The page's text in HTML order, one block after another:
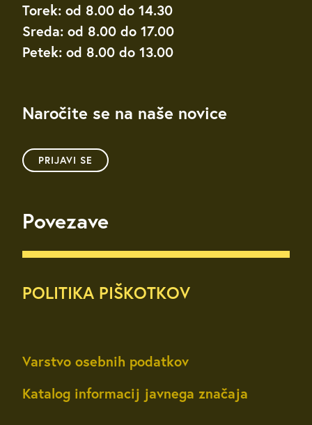
Torek: od 8.00 do 14.30
Sreda: od 8.00 do 17.00
Petek: od 8.00 do 13.00
Naročite se na naše novice
PRIJAVI SE
Povezave
POLITIKA PIŠKOTKOV
Varstvo osebnih podatkov
Katalog informacij javnega značaja